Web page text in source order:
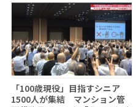
「100歳現役」目指すシニア
1500人が集結 マンション管